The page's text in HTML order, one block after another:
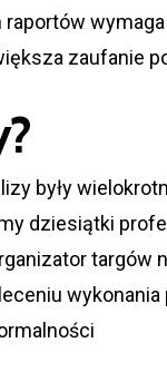
zaufanie
były
dziesiątki
targów